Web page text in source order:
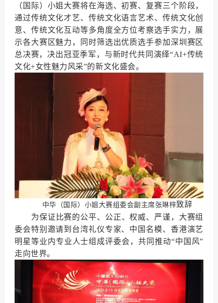
（国际）小姐大赛将在海选、初赛、复赛三个阶段，
通过传统文化才艺、传统文化语言艺术、传统文化创
意、传统文化互动等多角度全方位考察选手实力，展
示各大赛区魅力，同时筛选出优质选手参加深圳赛区
总决赛，决出冠亚季军，与新时代共同演绎“AI+传统
文化+女性魅力风采”的新文化盛会。
中华（国际）小姐大赛组委会副主席张琳梓致辞
为保证比赛的公平、公正、权威、严谨，大赛组
委会特别邀请到台湾礼仪专家、中国名模、香港演艺
明星等业内专业人士组成评委会，共同推动“中国风”
走向世界。